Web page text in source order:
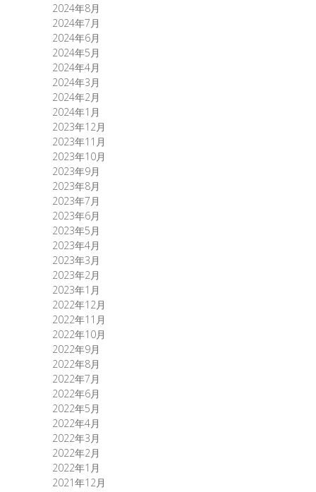
2024年8月
2024年7月
2024年6月
2024年5月
2024年4月
2024年3月
2024年2月
2024年1月
2023年12月
2023年11月
2023年10月
2023年9月
2023年8月
2023年7月
2023年6月
2023年5月
2023年4月
2023年3月
2023年2月
2023年1月
2022年12月
2022年11月
2022年10月
2022年9月
2022年8月
2022年7月
2022年6月
2022年5月
2022年4月
2022年3月
2022年2月
2022年1月
2021年12月